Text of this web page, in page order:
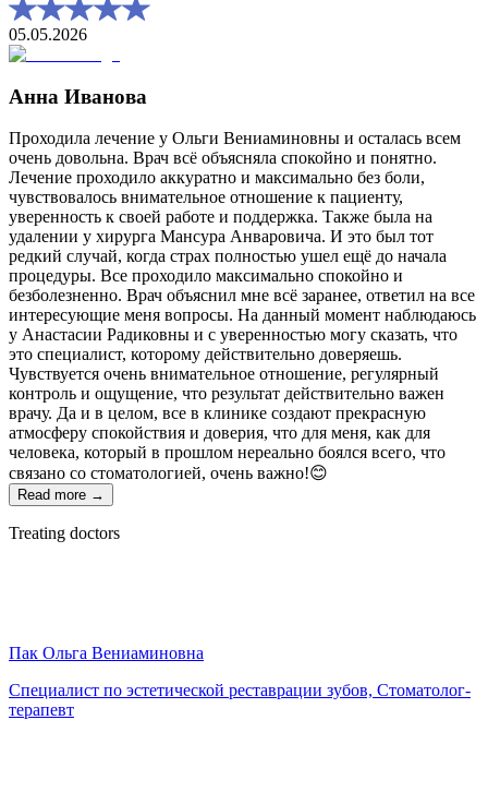
05.05.2026
Анна Иванова
Проходила лечение у Ольги Вениаминовны и осталась всем
очень довольна. Врач всё объясняла спокойно и понятно.
Лечение проходило аккуратно и максимально без боли,
чувствовалось внимательное отношение к пациенту,
уверенность к своей работе и поддержка. Также была на
удалении у хирурга Мансура Анваровича. И это был тот
редкий случай, когда страх полностью ушел ещё до начала
процедуры. Все проходило максимально спокойно и
безболезненно. Врач объяснил мне всё заранее, ответил на все
интересующие меня вопросы. На данный момент наблюдаюсь
у Анастасии Радиковны и с уверенностью могу сказать, что
это специалист, которому действительно доверяешь.
Чувствуется очень внимательное отношение, регулярный
контроль и ощущение, что результат действительно важен
врачу. Да и в целом, все в клинике создают прекрасную
атмосферу спокойствия и доверия, что для меня, как для
человека, который в прошлом нереально боялся всего, что
связано со стоматологией, очень важно!😊
Read more →
Treating doctors
Пак Ольга Вениаминовна
Специалист по эстетической реставрации зубов, Стоматолог-
терапевт